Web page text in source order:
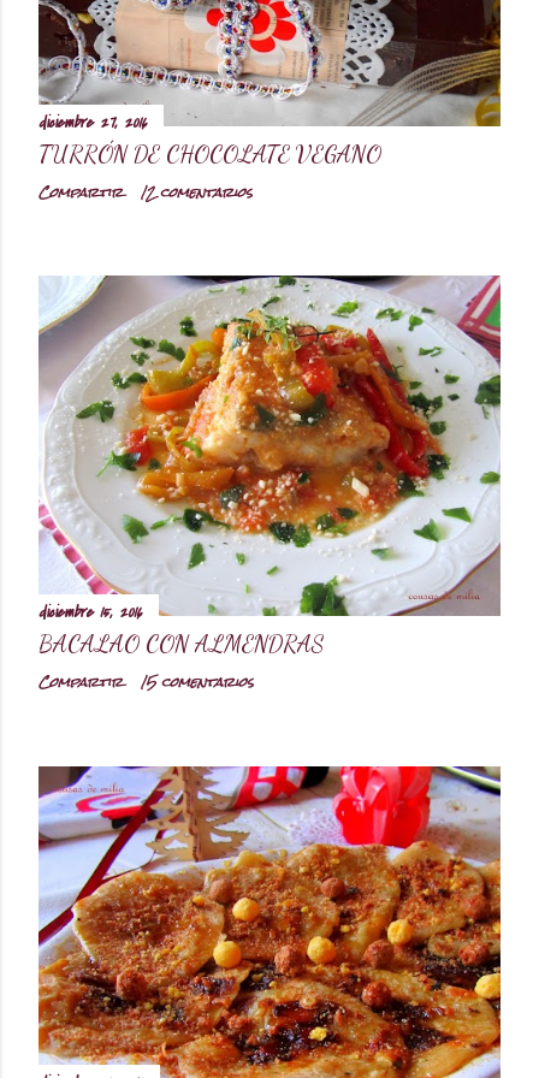
d
a
s
diciembre 27, 2016
TURRÓN DE CHOCOLATE VEGANO
Compartir
12 comentarios
diciembre 15, 2016
BACALAO CON ALMENDRAS
Compartir
15 comentarios